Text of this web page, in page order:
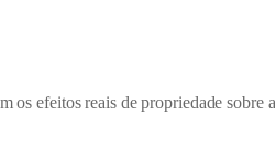
os efeitos reais de propriedade sobre